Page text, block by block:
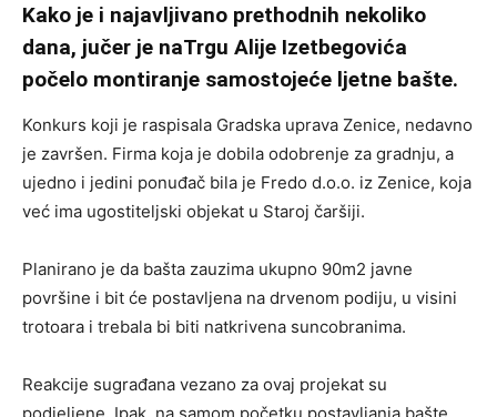
Kako je i najavljivano prethodnih nekoliko
dana, jučer je naTrgu Alije Izetbegovića
počelo montiranje samostojeće ljetne bašte.
Konkurs koji je raspisala Gradska uprava Zenice, nedavno
je završen. Firma koja je dobila odobrenje za gradnju, a
ujedno i jedini ponuđač bila je Fredo d.o.o. iz Zenice, koja
već ima ugostiteljski objekat u Staroj čaršiji.
Planirano je da bašta zauzima ukupno 90m2 javne
površine i bit će postavljena na drvenom podiju, u visini
trotoara i trebala bi biti natkrivena suncobranima.
Reakcije sugrađana vezano za ovaj projekat su
podjeljene. Ipak, na samom početku postavljanja bašte